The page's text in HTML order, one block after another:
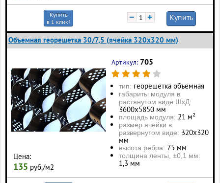
Купить
в 1 клик!
− + Купить
Объемная георешетка 30/7,5 (ячейка 320x320 мм)
Цена:
135 руб./м2
Артикул: 705
тип: георешетка объемная
габариты модуля в
растянутом виде ШхД:
3600х5850 мм
площадь модуля: 21 м²
размер ячейки в
развернутом виде: 320х320
мм
высота ребра: 75 мм
толщина ленты, ±0,1 мм:
1,3 мм